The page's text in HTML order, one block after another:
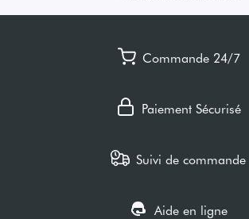
Commande 24/7
Paiement Sécurisé
Suivi de commande
Aide en ligne